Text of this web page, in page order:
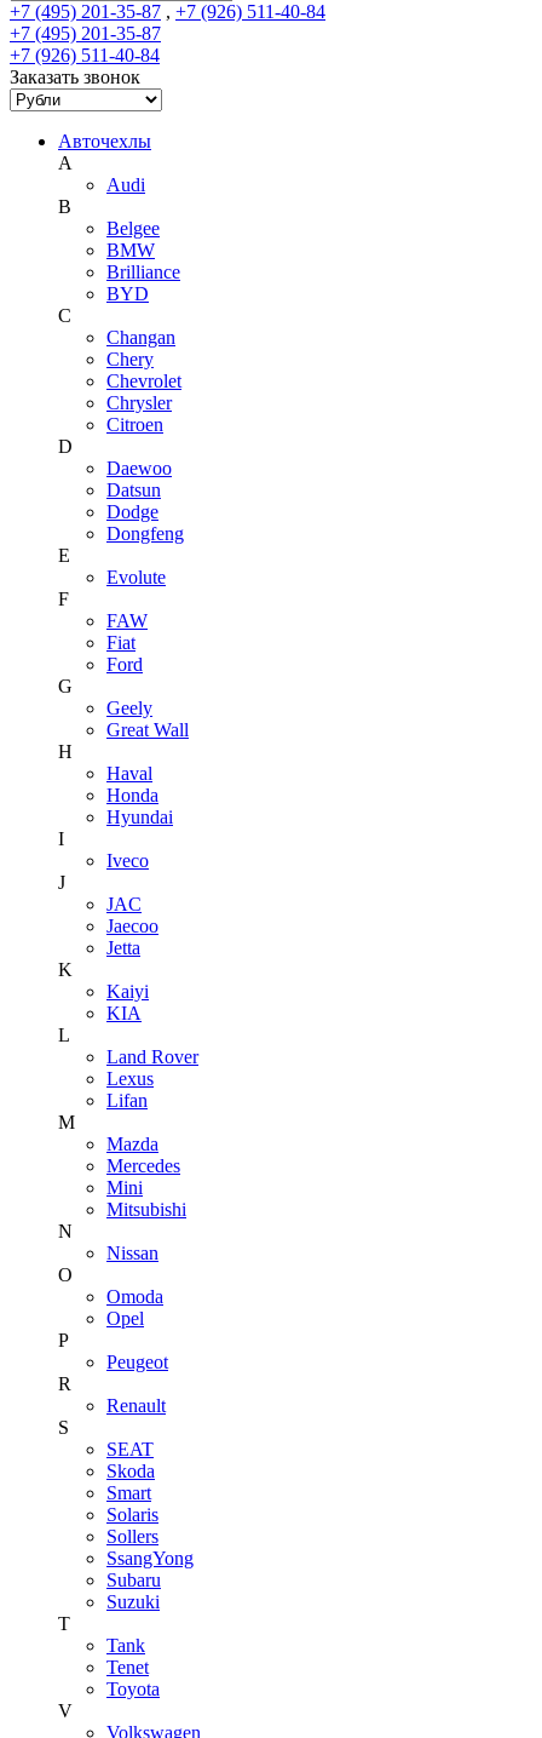
+7 (495) 201-35-87 , +7 (926) 511-40-84
+7 (495) 201-35-87
+7 (926) 511-40-84
Заказать звонок
Авточехлы
A
Audi
B
Belgee
BMW
Brilliance
BYD
C
Changan
Chery
Chevrolet
Chrysler
Citroen
D
Daewoo
Datsun
Dodge
Dongfeng
E
Evolute
F
FAW
Fiat
Ford
G
Geely
Great Wall
H
Haval
Honda
Hyundai
I
Iveco
J
JAC
Jaecoo
Jetta
K
Kaiyi
KIA
L
Land Rover
Lexus
Lifan
M
Mazda
Mercedes
Mini
Mitsubishi
N
Nissan
O
Omoda
Opel
P
Peugeot
R
Renault
S
SEAT
Skoda
Smart
Solaris
Sollers
SsangYong
Subaru
Suzuki
T
Tank
Tenet
Toyota
V
Volkswagen